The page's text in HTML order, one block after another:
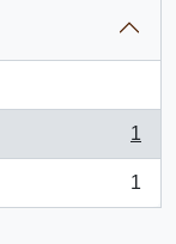
1
1